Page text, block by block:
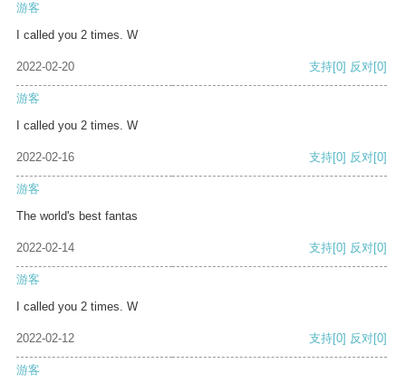
游客
I called you 2 times. W
2022-02-20 支持[0] 反对[0]
游客
I called you 2 times. W
2022-02-16 支持[0] 反对[0]
游客
The world's best fantas
2022-02-14 支持[0] 反对[0]
游客
I called you 2 times. W
2022-02-12 支持[0] 反对[0]
游客